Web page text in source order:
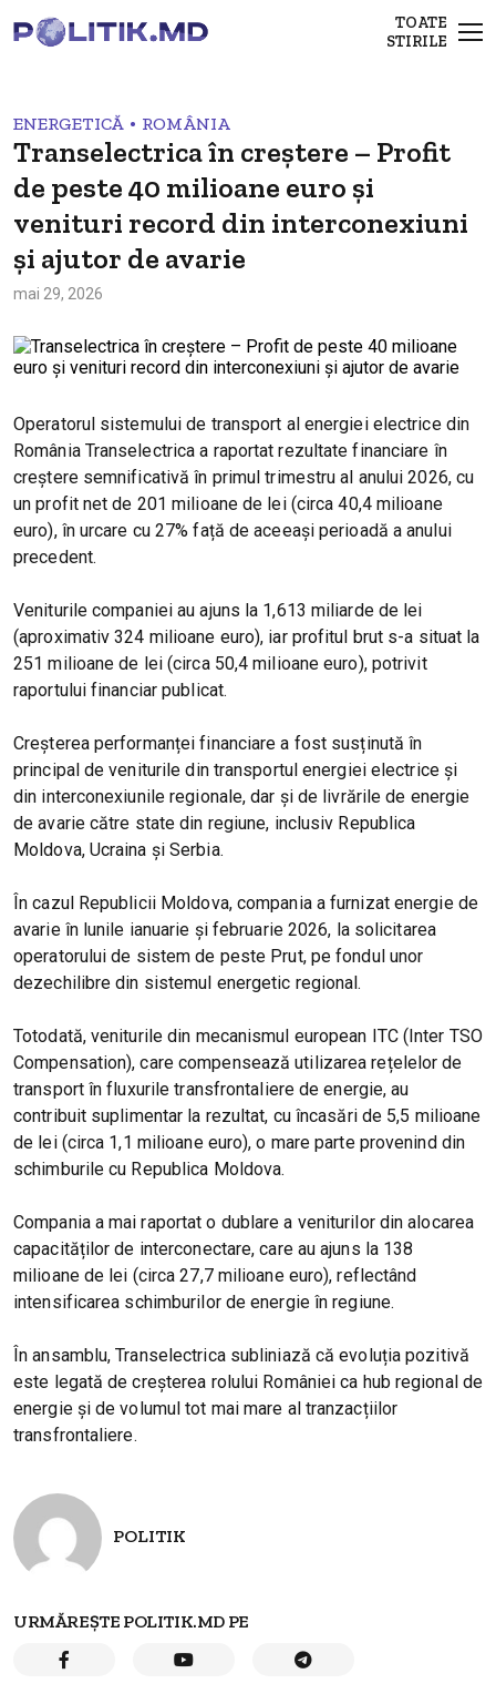
TOATE
STIRILE
ENERGETICĂ • ROMÂNIA
Transelectrica în creștere – Profit
de peste 40 milioane euro și
venituri record din interconexiuni
și ajutor de avarie
mai 29, 2026
Operatorul sistemului de transport al energiei electrice din
România Transelectrica a raportat rezultate financiare în
creștere semnificativă în primul trimestru al anului 2026, cu
un profit net de 201 milioane de lei (circa 40,4 milioane
euro), în urcare cu 27% față de aceeași perioadă a anului
precedent.
Veniturile companiei au ajuns la 1,613 miliarde de lei
(aproximativ 324 milioane euro), iar profitul brut s-a situat la
251 milioane de lei (circa 50,4 milioane euro), potrivit
raportului financiar publicat.
Creșterea performanței financiare a fost susținută în
principal de veniturile din transportul energiei electrice și
din interconexiunile regionale, dar și de livrările de energie
de avarie către state din regiune, inclusiv Republica
Moldova, Ucraina și Serbia.
În cazul Republicii Moldova, compania a furnizat energie de
avarie în lunile ianuarie și februarie 2026, la solicitarea
operatorului de sistem de peste Prut, pe fondul unor
dezechilibre din sistemul energetic regional.
Totodată, veniturile din mecanismul european ITC (Inter TSO
Compensation), care compensează utilizarea rețelelor de
transport în fluxurile transfrontaliere de energie, au
contribuit suplimentar la rezultat, cu încasări de 5,5 milioane
de lei (circa 1,1 milioane euro), o mare parte provenind din
schimburile cu Republica Moldova.
Compania a mai raportat o dublare a veniturilor din alocarea
capacităților de interconectare, care au ajuns la 138
milioane de lei (circa 27,7 milioane euro), reflectând
intensificarea schimburilor de energie în regiune.
În ansamblu, Transelectrica subliniază că evoluția pozitivă
este legată de creșterea rolului României ca hub regional de
energie și de volumul tot mai mare al tranzacțiilor
transfrontaliere.
POLITIK
URMĂREȘTE POLITIK.MD PE